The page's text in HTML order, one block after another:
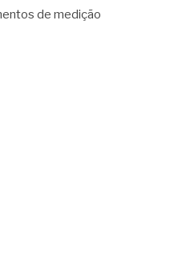
de medição